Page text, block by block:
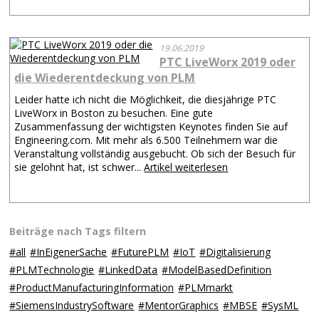
19.06.2019
PTC LiveWorx 2019 oder
die Wiederentdeckung von PLM
Leider hatte ich nicht die Möglichkeit, die diesjährige PTC
LiveWorx in Boston zu besuchen. Eine gute
Zusammenfassung der wichtigsten Keynotes finden Sie auf
Engineering.com. Mit mehr als 6.500 Teilnehmern war die
Veranstaltung vollständig ausgebucht. Ob sich der Besuch für
sie gelohnt hat, ist schwer...Artikel weiterlesen
Beiträge nach Tags filtern
#all #InEigenerSache #FuturePLM #IoT #Digitalisierung
#PLMTechnologie #LinkedData #ModelBasedDefinition
#ProductManufacturingInformation #PLMmarkt
#SiemensIndustrySoftware #MentorGraphics #MBSE #SysML